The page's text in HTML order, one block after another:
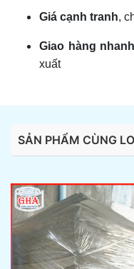
Giá cạnh tranh,
Giao hàng
xuất
SẢN PHẨM CÙNG